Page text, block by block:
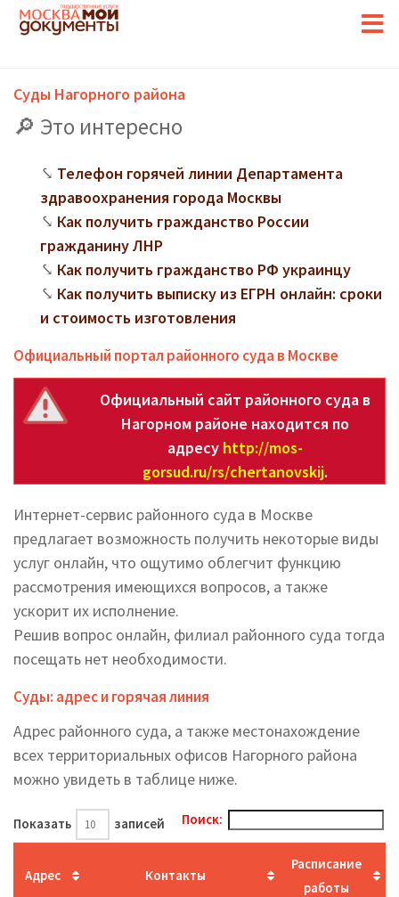
Суды Нагорного района
Это интересно
Телефон горячей линии Департамента
здравоохранения города Москвы
Как получить гражданство России
гражданину ЛНР
Как получить гражданство РФ украинцу
Как получить выписку из ЕГРН онлайн: сроки
и стоимость изготовления
Официальный портал районного суда в Москве
Официальный сайт районного суда в
Нагорном районе находится по
адресу http://mos-
gorsud.ru/rs/chertanovskij.
Интернет-сервис районного суда в Москве
предлагает возможность получить некоторые виды
услуг онлайн, что ощутимо облегчит функцию
рассмотрения имеющихся вопросов, а также
ускорит их исполнение.
Решив вопрос онлайн, филиал районного суда тогда
посещать нет необходимости.
Суды: адрес и горячая линия
Адрес районного суда, а также местонахождение
всех территориальных офисов Нагорного района
можно увидеть в таблице ниже.
Показать записей Поиск:
Адрес Контакты
Расписание
работы